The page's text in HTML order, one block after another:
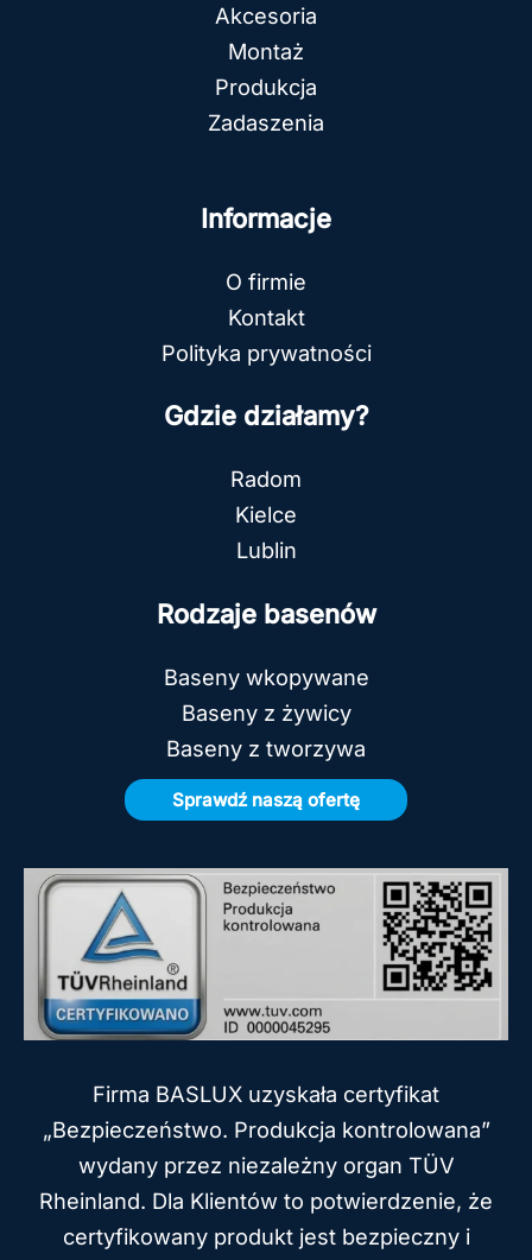
Akcesoria
Montaż
Produkcja
Zadaszenia
Informacje
O firmie
Kontakt
Polityka prywatności
Gdzie działamy?
Radom
Kielce
Lublin
Rodzaje basenów
Baseny wkopywane
Baseny z żywicy
Baseny z tworzywa
Firma BASLUX uzyskała certyfikat
„Bezpieczeństwo. Produkcja kontrolowana”
wydany przez niezależny organ TÜV
Rheinland. Dla Klientów to potwierdzenie, że
certyfikowany produkt jest bezpieczny i
Sprawdź naszą ofertę